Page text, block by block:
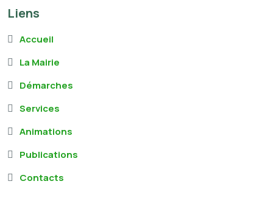
Liens
Accueil
La Mairie
Démarches
Services
Animations
Publications
Contacts